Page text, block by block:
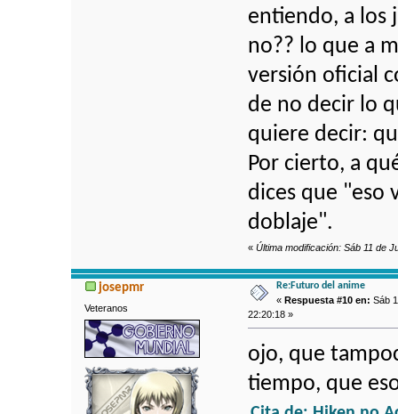
entiendo, a los
no?? lo que a
versión oficial
de no decir lo
quiere decir:
Por cierto, a
dices que "eso
doblaje".
«Última modificación: Sáb 11 de
josepmr
Veteranos
Re:Futuro del anime
«Respuesta #10 en: Sáb
22:20:18 »
ojo, que
tiempo, que